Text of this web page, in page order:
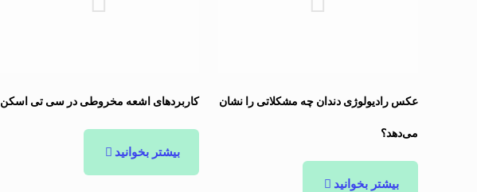
عکس رادیولوژی دندان چه مشکلاتی را نشان
می‌دهد؟
بیشتر بخوانید
کاربردهای اشعه مخروطی در سی تی اسکن
بیشتر بخوانید